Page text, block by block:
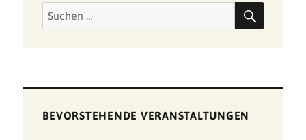
Suchen
nach:
BEVORSTEHENDE VERANSTALTUNGEN